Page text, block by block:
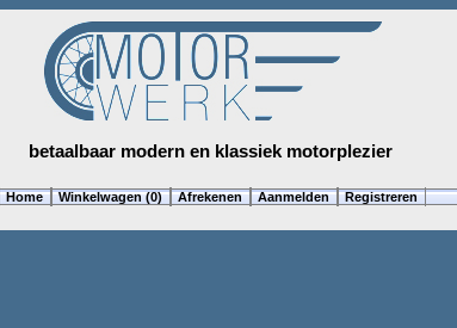
betaalbaar modern en klassiek motorplezier
Home Winkelwagen (0) Afrekenen Aanmelden Registreren